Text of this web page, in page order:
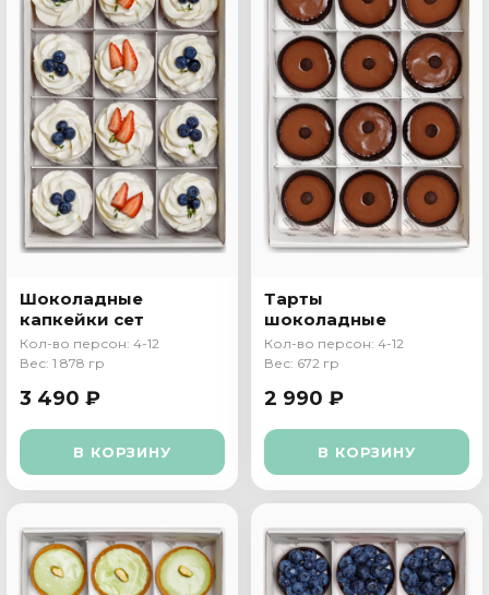
Шоколадные
капкейки сет
Кол-во персон: 4-12
Вес: 1 878 гр
3 490 ₽
В КОРЗИНУ
Тарты
шоколадные
Кол-во персон: 4-12
Вес: 672 гр
2 990 ₽
В КОРЗИНУ